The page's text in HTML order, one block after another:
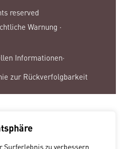
Surferlebnis zu verbessern,
reserved
Warnung ·
Informationen·
zur Rückverfolgbarkeit